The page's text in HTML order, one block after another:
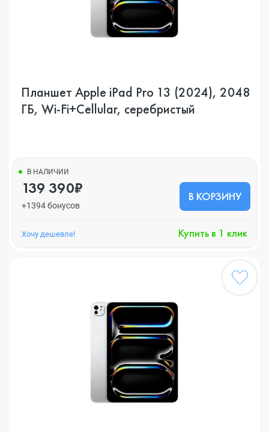
Планшет Apple iPad Pro 13 (2024), 2048
ГБ, Wi-Fi+Cellular, серебристый
В НАЛИЧИИ
139 390₽
+1394 бонусов
В КОРЗИНУ
Хочу дешевле! Купить в 1 клик